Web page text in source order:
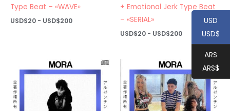
Type Beat – «WAVE»
USD$20 - USD$200Rango
USD$200
+ Emotional Jerk Type Beat
– «SERIAL»
USD$20 - USD$200Rango
USD$20
hasta
USD$200
USD
USD$
ARS
ARS$